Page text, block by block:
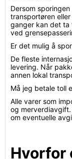
Dersom
transportøren
ganger kan det ta
ved
Er det mulig å
De fleste
levering. Når
annen lokal
Må jeg betale toll
Alle varer som
og
om eventuelle
Hvorfor